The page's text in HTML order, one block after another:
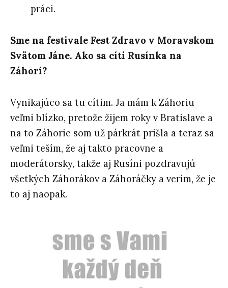
práci.
Sme na festivale Fest Zdravo v Moravskom
Svätom Jáne. Ako sa cíti Rusínka na
Záhorí?
Vynikajúco sa tu cítim. Ja mám k Záhoriu
veľmi blízko, pretože žijem roky v Bratislave a
na to Záhorie som už párkrát prišla a teraz sa
veľmi teším, že aj takto pracovne a
moderátorsky, takže aj Rusíni pozdravujú
všetkých Záhorákov a Záhoráčky a verím, že je
to aj naopak.